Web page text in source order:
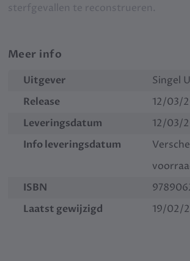
sterfgevallen te reconstrueren.
Meer info
Uitgever
Singel
Release
12/03/
Leveringsdatum
12/03/
Info leveringsdatum
ISBN
Laatst gewijzigd
19/02/